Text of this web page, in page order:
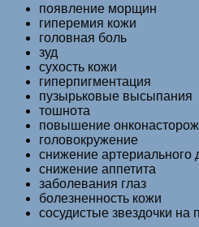
появление морщин
гиперемия кожи
головная боль
зуд
сухость кожи
гиперпигментация
пузырьковые высыпания
тошнота
повышение
головокружение
снижение артериального
снижение аппетита
заболевания глаз
болезненность кожи
сосудистые звездочки на